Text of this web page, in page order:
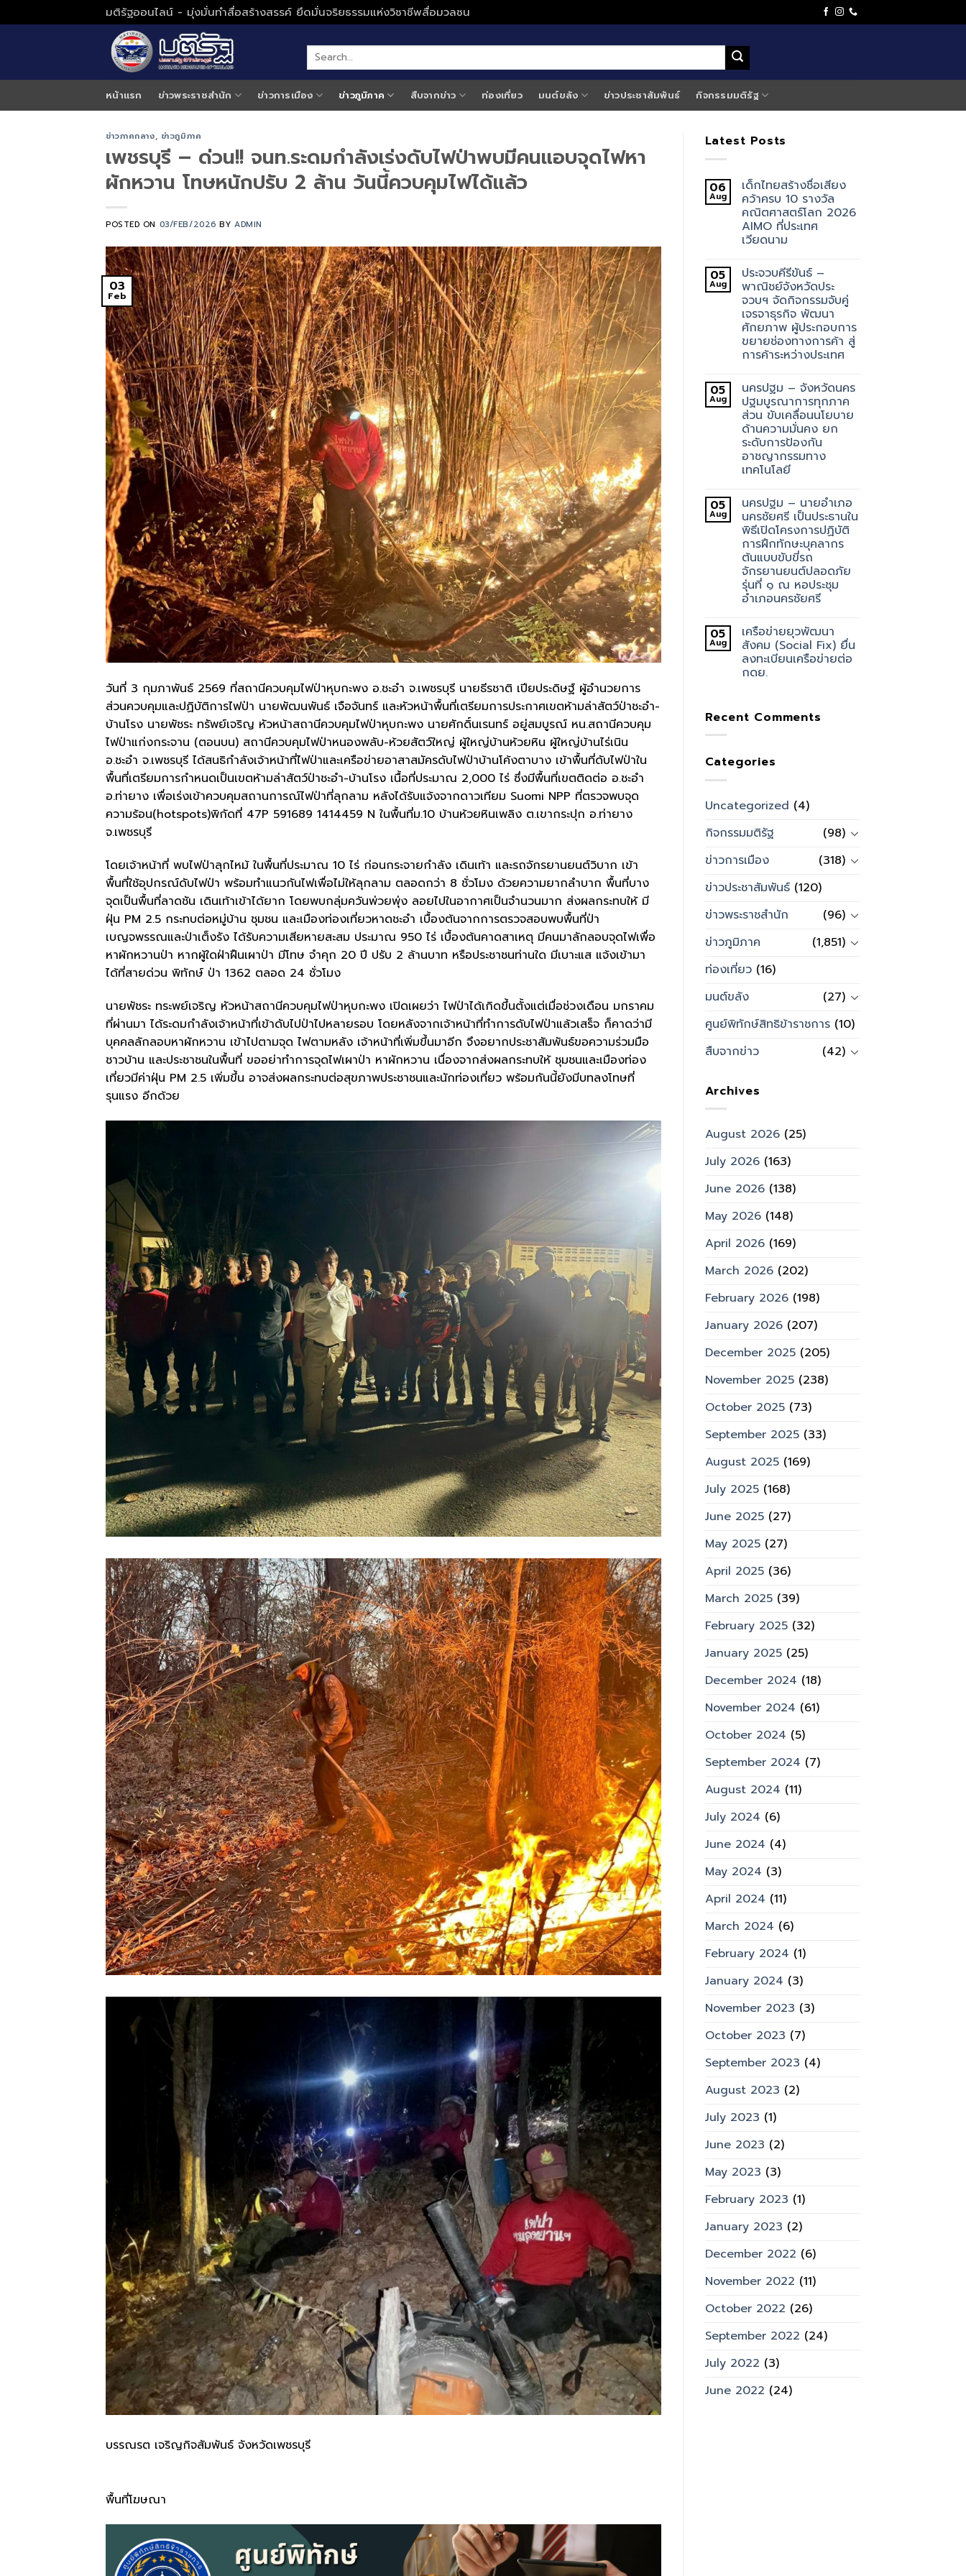
to
มติรัฐออนไลน์ - มุ่งมั่นทำสื่อสร้างสรรค์ ยึดมั่นจริยธรรมแห่งวิชาชีพสื่อมวลชน
หน้าแรก ข่าวพระราชสำนัก ข่าวการเมือง ข่าวภูมิภาค สืบจากข่าว ท่องเที่ยว มนต์ขลัง ข่าวประชาสัมพันธ์ กิจกรรมมติรัฐ
ข่าวภาคกลาง, ข่าวภูมิภาค
เพชรบุรี – ด่วน!! จนท.ระดมกำลังเร่งดับไฟป่าพบมีคนแอบจุดไฟหา
ผักหวาน โทษหนักปรับ 2 ล้าน วันนี้ควบคุมไฟได้แล้ว
POSTED ON 03/FEB/2026 BYADMIN
03
Feb
วันที่ 3 กุมภาพันธ์ 2569 ที่สถานีควบคุมไฟป่าหุบกะพง อ.ชะอำ จ.เพชรบุรี นายธีรชาติ เปียประดิษฐ์ ผู้อำนวยการ
ส่วนควบคุมและปฏิบัติการไฟป่า นายพัฒนพันธ์ เจือจันทร์ และหัวหน้าพื้นที่เตรียมการประกาศเขตห้ามล่าสัตว์ป่าชะอำ-
บ้านโรง นายพัชระ ทรัพย์เจริญ หัวหน้าสถานีควบคุมไฟป่าหุบกะพง นายศักดิ์นเรนทร์ อยู่สมบูรณ์ หน.สถานีควบคุม
ไฟป่าแก่งกระจาน (ตอนบน) สถานีควบคุมไฟป่าหนองพลับ-ห้วยสัตว์ใหญ่ ผู้ใหญ่บ้านห้วยหิน ผู้ใหญ่บ้านไร่เนิน
อ.ชะอำ จ.เพชรบุรี ได้สนธิกำลังเจ้าหน้าที่ไฟป่าและเครือข่ายอาสาสมัครดับไฟป่าบ้านโค้งตาบาง เข้าพื้นที่ดับไฟป่าใน
พื้นที่เตรียมการกำหนดเป็นเขตห้ามล่าสัตว์ป่าชะอำ-บ้านโรง เนื้อที่ประมาณ 2,000 ไร่ ซึ่งมีพื้นที่เขตติดต่อ อ.ชะอำ
อ.ท่ายาง เพื่อเร่งเข้าควบคุมสถานการณ์ไฟป่าที่ลุกลาม หลังได้รับแจ้งจากดาวเทียม Suomi NPP ที่ตรวจพบจุด
ความร้อน(hotspots)พิกัดที่ 47P 591689 1414459 N ในพื้นที่ม.10 บ้านห้วยหินเพลิง ต.เขากระปุก อ.ท่ายาง
จ.เพชรบุรี
โดยเจ้าหน้าที่ พบไฟป่าลุกไหม้ ในพื้นที่ประมาณ 10 ไร่ ก่อนกระจายกำลัง เดินเท้า และรถจักรยานยนต์วิบาก เข้า
พื้นที่ใช้อุปกรณ์ดับไฟป่า พร้อมทำแนวกันไฟเพื่อไม่ให้ลุกลาม ตลอดกว่า 8 ชั่วโมง ด้วยความยากลำบาก พื้นที่บาง
จุดเป็นพื้นที่ลาดชัน เดินเท้าเข้าได้ยาก โดยพบกลุ่มควันพ่วยพุ่ง ลอยไปในอากาศเป็นจำนวนมาก ส่งผลกระทบให้ มี
ฝุ่น PM 2.5 กระทบต่อหมู่บ้าน ชุมชน และเมืองท่องเที่ยวหาดชะอำ เบื้องต้นจากการตรวจสอบพบพื้นที่ป่า
เบญจพรรณและป่าเต็งรัง ได้รับความเสียหายสะสม ประมาณ 950 ไร่ เบื้องต้นคาดสาเหตุ มีคนมาลักลอบจุดไฟเพื่อ
หาผักหวานป่า หากผู้ใดฝ่าฝืนเผาป่า มีโทษ จำคุก 20 ปี ปรับ 2 ล้านบาท หรือประชาชนท่านใด มีเบาะแส แจ้งเข้ามา
ได้ที่สายด่วน พิทักษ์ ป่า 1362 ตลอด 24 ชั่วโมง
นายพัชระ ทระพย์เจริญ หัวหน้าสถานีควบคุมไฟป่าหุบกะพง เปิดเผยว่า ไฟป่าได้เกิดขึ้นตั้งแต่เมื่อช่วงเดือน มกราคม
ที่ผ่านมา ได้ระดมกำลังเจ้าหน้าที่เข้าดับไปป่าไปหลายรอบ โดยหลังจากเจ้าหน้าที่ทำการดับไฟป่าแล้วเสร็จ ก็คาดว่ามี
บุคคลลักลอบหาผักหวาน เข้าไปตามจุด ไฟตามหลัง เจ้าหน้าที่เพิ่มขึ้นมาอีก จึงอยากประชาสัมพันธ์ขอความร่วมมือ
ชาวบ้าน และประชาชนในพื้นที่ ขออย่าทำการจุดไฟเผาป่า หาผักหวาน เนื่องจากส่งผลกระทบให้ ชุมชนและเมืองท่อง
เที่ยวมีค่าฝุ่น PM 2.5 เพิ่มขึ้น อาจส่งผลกระทบต่อสุขภาพประชาชนและนักท่องเที่ยว พร้อมกันนี้ยังมีบทลงโทษที่
รุนแรง อีกด้วย
บรรณรต เจริญกิจสัมพันธ์ จังหวัดเพชรบุรี
พื้นที่โฆษณา
Latest Posts
06
Aug
เด็กไทยสร้างชื่อเสียง
คว้าครบ 10 รางวัล
คณิตศาสตร์โลก 2026
AIMO ที่ประเทศ
เวียดนาม
05
Aug
ประจวบคีรีขันธ์ –
พาณิชย์จังหวัดประ
จวบฯ จัดกิจกรรมจับคู่
เจรจาธุรกิจ พัฒนา
ศักยภาพ ผู้ประกอบการ
ขยายช่องทางการค้า สู่
การค้าระหว่างประเทศ
05
Aug
นครปฐม – จังหวัดนคร
ปฐมบูรณาการทุกภาค
ส่วน ขับเคลื่อนนโยบาย
ด้านความมั่นคง ยก
ระดับการป้องกัน
อาชญากรรมทาง
เทคโนโลยี
05
Aug
นครปฐม – นายอำเภอ
นครชัยศรี เป็นประธานใน
พิธีเปิดโครงการปฏิบัติ
การฝึกทักษะบุคลากร
ต้นแบบขับขี่รถ
จักรยานยนต์ปลอดภัย
รุ่นที่ ๑ ณ หอประชุม
อำเภอนครชัยศรี
05
Aug
เครือข่ายยุวพัฒนา
สังคม (Social Fix) ยื่น
ลงทะเบียนเครือข่ายต่อ
กดย.
Recent Comments
Categories
Uncategorized (4)
กิจกรรมมติรัฐ
(98)
ข่าวการเมือง
(318)
ข่าวประชาสัมพันธ์(120)
ข่าวพระราชสำนัก
(96)
ข่าวภูมิภาค
(1,851)
ท่องเที่ยว(16)
มนต์ขลัง
(27)
ศูนย์พิทักษ์สิทธิข้าราชการ(10)
สืบจากข่าว
(42)
Archives
August 2026(25)
July 2026(163)
June 2026(138)
May 2026(148)
April 2026(169)
March 2026(202)
February 2026(198)
January 2026(207)
December 2025(205)
November 2025(238)
October 2025(73)
September 2025(33)
August 2025(169)
July 2025(168)
June 2025(27)
May 2025(27)
April 2025(36)
March 2025(39)
February 2025(32)
January 2025(25)
December 2024 (18)
November 2024 (61)
October 2024 (5)
September 2024 (7)
August 2024 (11)
July 2024 (6)
June 2024 (4)
May 2024 (3)
April 2024 (11)
March 2024 (6)
February 2024 (1)
January 2024 (3)
November 2023 (3)
October 2023 (7)
September 2023 (4)
August 2023 (2)
July 2023 (1)
June 2023 (2)
May 2023 (3)
February 2023 (1)
January 2023 (2)
December 2022 (6)
November 2022 (11)
October 2022 (26)
September 2022 (24)
July 2022 (3)
June 2022 (24)